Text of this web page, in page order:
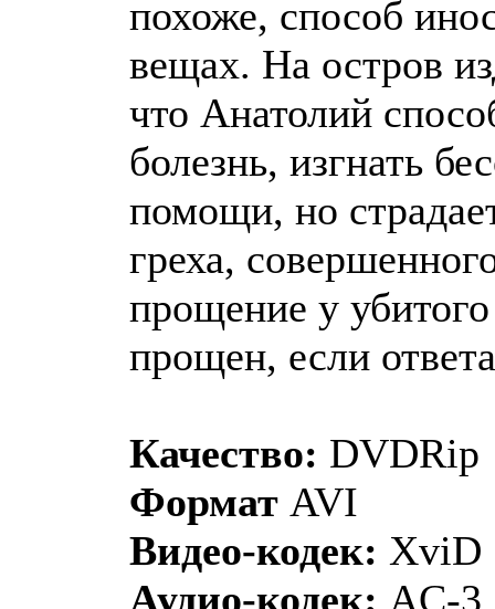
похоже, способ
вещах. На остров
что Анатолий
болезнь, изгнать
помощи, но
греха,
прощение у
прощен, если
Качество: DVDRip
Формат AVI
Видео-кодек: XviD
Аудио-кодек: AC-3